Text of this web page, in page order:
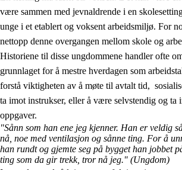
være sammen med jevnaldrende i en
unge i et etablert og voksent arbeidsmiljø. For
nettopp denne overgangen mellom skole og
Historiene til disse ungdommene handler ofte
grunnlaget for å mestre hverdagen som
forstå viktigheten av å møte til avtalt tid,
ta imot instrukser, eller å være selvstendig og ta
oppgaver.
"Sånn som han ene jeg kjenner. Han er
nå, noe med ventilasjon og sånne ting. For å
han rundt og gjemte seg på bygget han jobbet
ting som da gir trekk, tror nå jeg." (Ungdom)